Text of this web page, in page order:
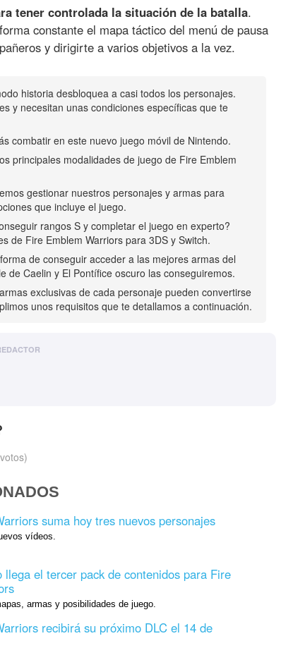
tener controlada la situación de la batalla.
constante el mapa táctico del menú de pausa
y dirigirte a varios objetivos a la vez.
historia desbloquea a casi todos los personajes.
y necesitan unas condiciones específicas que te
combatir en este nuevo juego móvil de Nintendo.
principales modalidades de juego de Fire Emblem
gestionar nuestros personajes y armas para
que incluye el juego.
rangos S y completar el juego en experto?
de Fire Emblem Warriors para 3DS y Switch.
de conseguir acceder a las mejores armas del
de Caelin y El Pontífice oscuro las conseguiremos.
exclusivas de cada personaje pueden convertirse
unos requisitos que te detallamos a continuación.
votos)
suma hoy tres nuevos personajes
vídeos.
llega el tercer pack de contenidos para Fire
armas y posibilidades de juego.
recibirá su próximo DLC el 14 de